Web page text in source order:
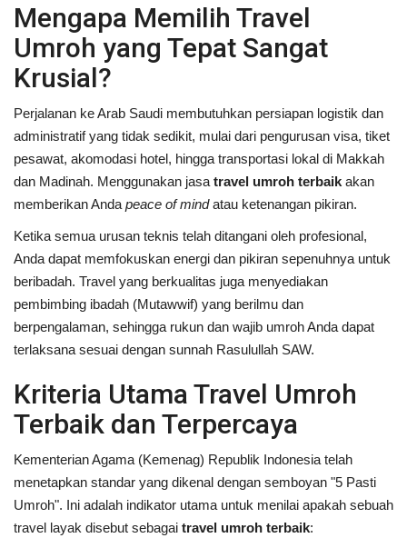
Mengapa Memilih Travel
Umroh yang Tepat Sangat
Krusial?
Perjalanan ke Arab Saudi membutuhkan persiapan logistik dan
administratif yang tidak sedikit, mulai dari pengurusan visa, tiket
pesawat, akomodasi hotel, hingga transportasi lokal di Makkah
dan Madinah. Menggunakan jasa travel umroh terbaik akan
memberikan Anda peace of mind atau ketenangan pikiran.
Ketika semua urusan teknis telah ditangani oleh profesional,
Anda dapat memfokuskan energi dan pikiran sepenuhnya untuk
beribadah. Travel yang berkualitas juga menyediakan
pembimbing ibadah (Mutawwif) yang berilmu dan
berpengalaman, sehingga rukun dan wajib umroh Anda dapat
terlaksana sesuai dengan sunnah Rasulullah SAW.
Kriteria Utama Travel Umroh
Terbaik dan Terpercaya
Kementerian Agama (Kemenag) Republik Indonesia telah
menetapkan standar yang dikenal dengan semboyan "5 Pasti
Umroh". Ini adalah indikator utama untuk menilai apakah sebuah
travel layak disebut sebagai travel umroh terbaik: